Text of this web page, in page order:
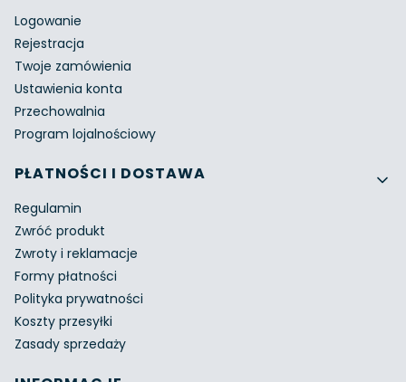
Logowanie
Rejestracja
Twoje zamówienia
Ustawienia konta
Przechowalnia
Program lojalnościowy
PŁATNOŚCI I DOSTAWA
Regulamin
Zwróć produkt
Zwroty i reklamacje
Formy płatności
Polityka prywatności
Koszty przesyłki
Zasady sprzedaży